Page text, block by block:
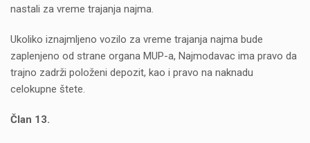
nastali za vreme trajanja najma.
Ukoliko iznajmljeno vozilo za vreme trajanja najma bude
zaplenjeno od strane organa MUP-a, Najmodavac ima pravo da
trajno zadrži položeni depozit, kao i pravo na naknadu
celokupne štete.
Član 13.